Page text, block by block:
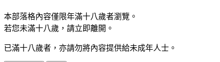
本部落格內容僅限年滿十八歲者瀏覽。
若您未滿十八歲，請立即離開。
已滿十八歲者，亦請勿將內容提供給未成年人士。